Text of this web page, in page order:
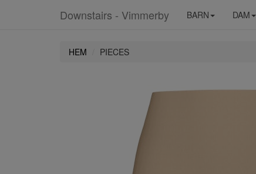
Downstairs - Vimmerby BARN DAM
HEM PIECES